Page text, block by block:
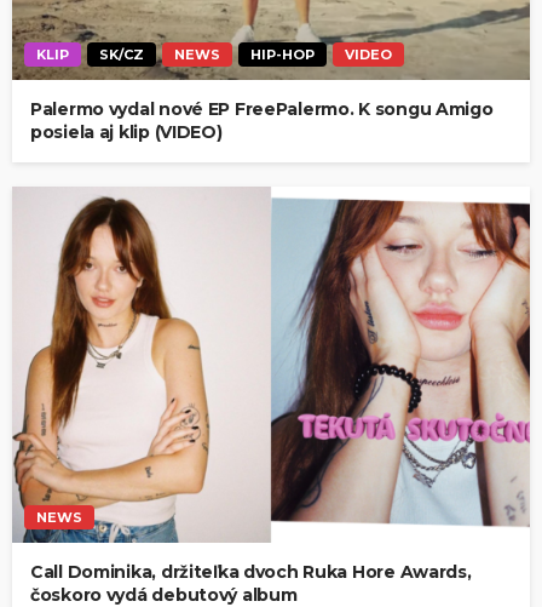
KLIP SK/CZ NEWS HIP-HOP VIDEO
Palermo vydal nové EP FreePalermo. K songu Amigo
posiela aj klip (VIDEO)
NEWS
Call Dominika, držiteľka dvoch Ruka Hore Awards,
čoskoro vydá debutový album